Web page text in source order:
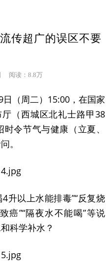
传超广的误区不要
来源：健康中国 阅读：8.8万
（周二）15:00，在国家
（西城区北礼士路甲38
令节气与健康（立夏、
。
升以上水能排毒”“反复烧
癌”“隔夜水不能喝”等说
科学补水？